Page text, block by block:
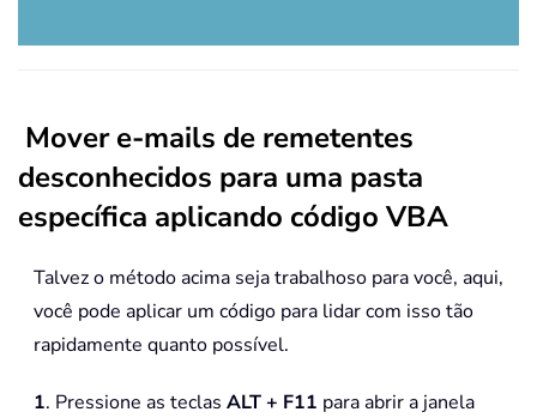
Mover e-mails de remetentes
desconhecidos para uma pasta
específica aplicando código VBA
Talvez o método acima seja trabalhoso para você, aqui,
você pode aplicar um código para lidar com isso tão
rapidamente quanto possível.
1. Pressione as teclas ALT + F11 para abrir a janela